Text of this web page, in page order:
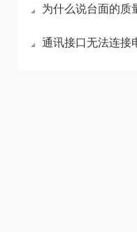
为什么说台面的质量直
通讯接口无法连接电脑，驱